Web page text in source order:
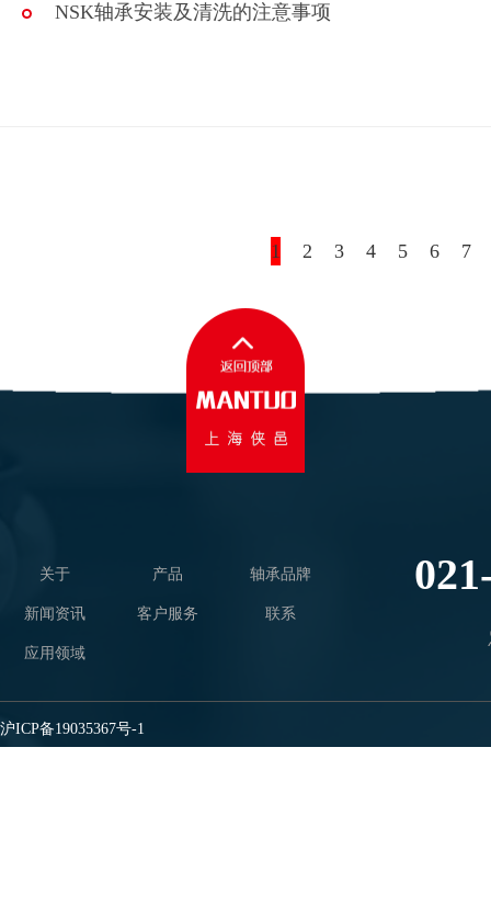
NSK轴承安装及清洗的注意事项
1 2 3 4 5 6 7
关于 产品 轴承品牌
新闻资讯 客户服务 联系
应用领域
沪ICP备19035367号-1